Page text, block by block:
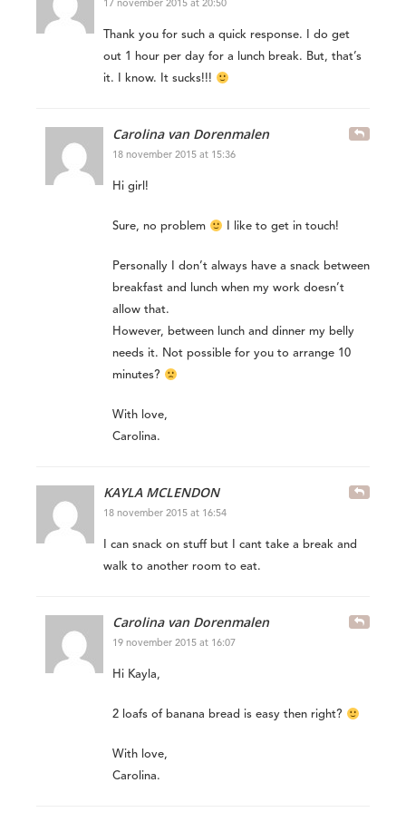
17 november 2015 at 20:50
Thank you for such a quick response. I do get
out 1 hour per day for a lunch break. But, that’s
it. I know. It sucks!!!
Carolina van Dorenmalen
18 november 2015 at 15:36
Hi girl!
Sure, no problem I like to get in touch!
Personally I don’t always have a snack between
breakfast and lunch when my work doesn’t
allow that.
However, between lunch and dinner my belly
needs it. Not possible for you to arrange 10
minutes?
With love,
Carolina.
KAYLA MCLENDON
18 november 2015 at 16:54
I can snack on stuff but I cant take a break and
walk to another room to eat.
Carolina van Dorenmalen
19 november 2015 at 16:07
Hi Kayla,
2 loafs of banana bread is easy then right?
With love,
Carolina.